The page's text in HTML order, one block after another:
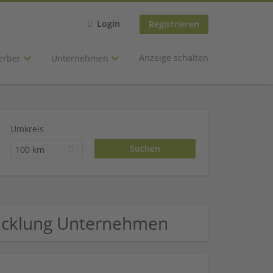
Login Registrieren
Unternehmen Anzeige schalten
Umkreis
100 km
Unternehmen